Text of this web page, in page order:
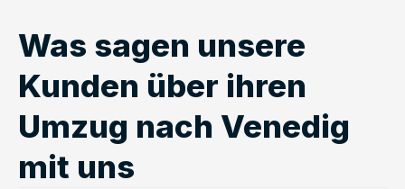
Was sagen unsere
Kunden über ihren
Umzug nach Venedig
mit uns